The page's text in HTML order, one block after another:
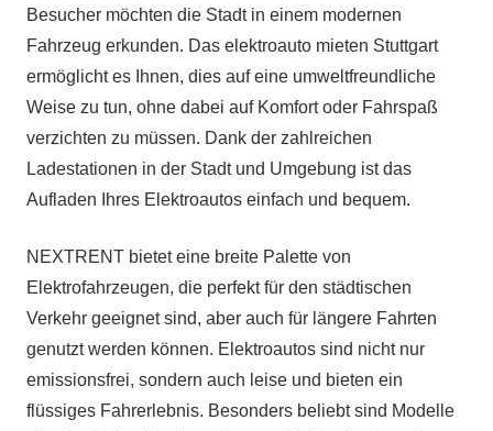
Besucher möchten die Stadt in einem modernen
Fahrzeug erkunden. Das elektroauto mieten Stuttgart
ermöglicht es Ihnen, dies auf eine umweltfreundliche
Weise zu tun, ohne dabei auf Komfort oder Fahrspaß
verzichten zu müssen. Dank der zahlreichen
Ladestationen in der Stadt und Umgebung ist das
Aufladen Ihres Elektroautos einfach und bequem.
NEXTRENT bietet eine breite Palette von
Elektrofahrzeugen, die perfekt für den städtischen
Verkehr geeignet sind, aber auch für längere Fahrten
genutzt werden können. Elektroautos sind nicht nur
emissionsfrei, sondern auch leise und bieten ein
flüssiges Fahrerlebnis. Besonders beliebt sind Modelle